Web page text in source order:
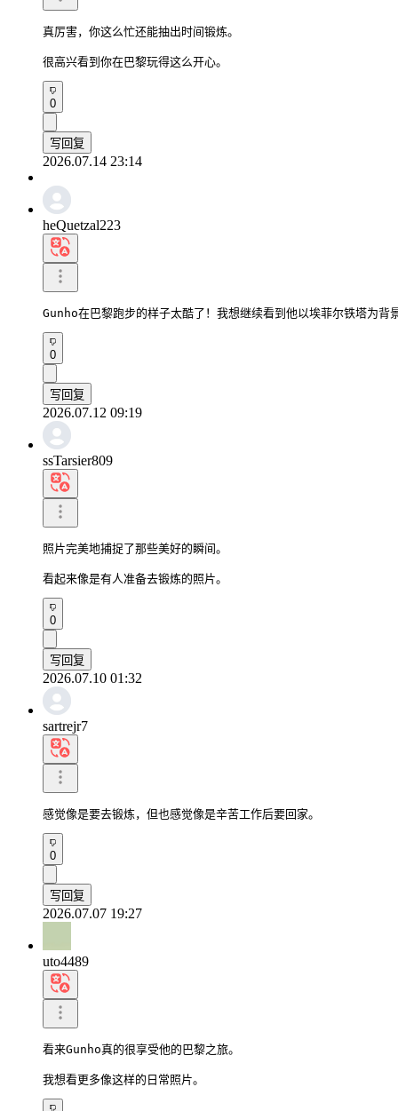
真厉害，你这么忙还能抽出时间锻炼。
很高兴看到你在巴黎玩得这么开心。
0
写回复
2026.07.14 23:14
heQuetzal223
Gunho在巴黎跑步的样子太酷了！我想继续看到他以埃菲尔铁塔为背
0
写回复
2026.07.12 09:19
ssTarsier809
照片完美地捕捉了那些美好的瞬间。
看起来像是有人准备去锻炼的照片。
0
写回复
2026.07.10 01:32
sartrejr7
感觉像是要去锻炼，但也感觉像是辛苦工作后要回家。
0
写回复
2026.07.07 19:27
uto4489
看来Gunho真的很享受他的巴黎之旅。
我想看更多像这样的日常照片。